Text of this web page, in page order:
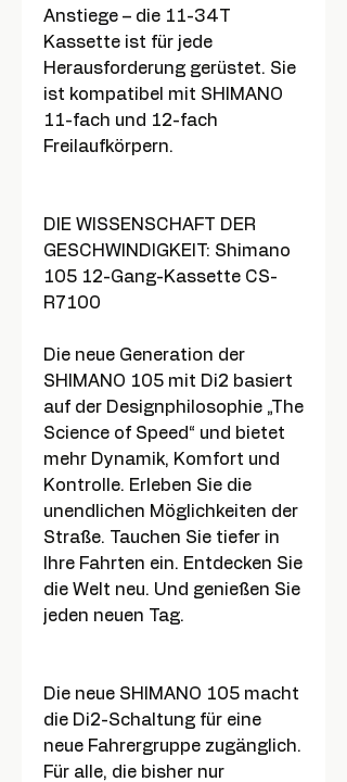
Anstiege – die 11-34T
Kassette ist für jede
Herausforderung gerüstet. Sie
ist kompatibel mit SHIMANO
11-fach und 12-fach
Freilaufkörpern.
DIE WISSENSCHAFT DER
GESCHWINDIGKEIT: Shimano
105 12-Gang-Kassette CS-
R7100
Die neue Generation der
SHIMANO 105 mit Di2 basiert
auf der Designphilosophie „The
Science of Speed“ und bietet
mehr Dynamik, Komfort und
Kontrolle. Erleben Sie die
unendlichen Möglichkeiten der
Straße. Tauchen Sie tiefer in
Ihre Fahrten ein. Entdecken Sie
die Welt neu. Und genießen Sie
jeden neuen Tag.
Die neue SHIMANO 105 macht
die Di2-Schaltung für eine
neue Fahrergruppe zugänglich.
Für alle, die bisher nur